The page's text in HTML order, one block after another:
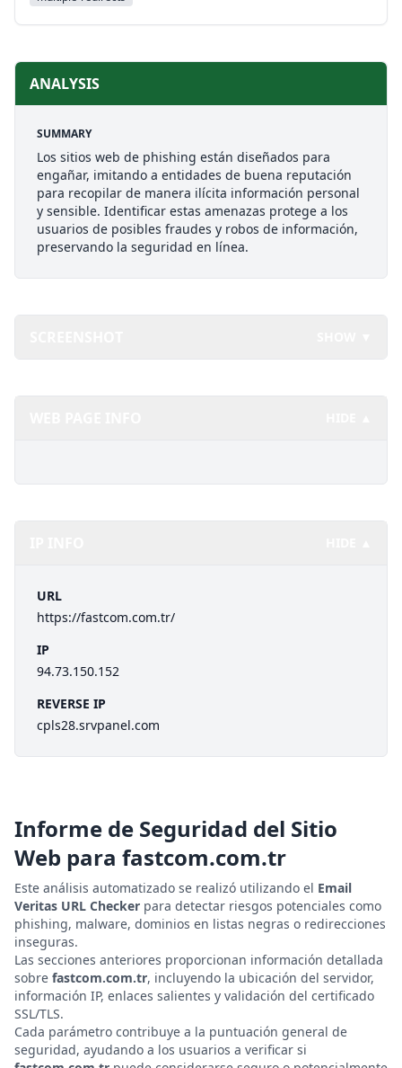
ANALYSIS
SUMMARY
Los sitios web de phishing están diseñados para
engañar, imitando a entidades de buena reputación
para recopilar de manera ilícita información personal
y sensible. Identificar estas amenazas protege a los
usuarios de posibles fraudes y robos de información,
preservando la seguridad en línea.
URL
https://fastcom.com.tr/
IP
94.73.150.152
REVERSE IP
cpls28.srvpanel.com
Informe de Seguridad del Sitio
Web para fastcom.com.tr
Este análisis automatizado se realizó utilizando el Email
Veritas URL Checker para detectar riesgos potenciales como
phishing, malware, dominios en listas negras o redirecciones
inseguras.
Las secciones anteriores proporcionan información detallada
sobre fastcom.com.tr, incluyendo la ubicación del servidor,
información IP, enlaces salientes y validación del certificado
SSL/TLS.
Cada parámetro contribuye a la puntuación general de
seguridad, ayudando a los usuarios a verificar si